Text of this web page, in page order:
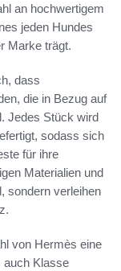
an hochwertigem
jeden Hundes
Marke trägt.
dass
die in Bezug auf
Jedes Stück wird
sodass sich
für ihre
Materialien und
sondern verleihen
von Hermès eine
auch Klasse